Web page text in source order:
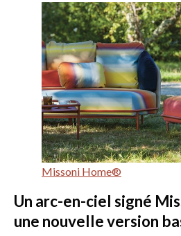
Missoni Home®
Un arc-en-ciel signé
une nouvelle version